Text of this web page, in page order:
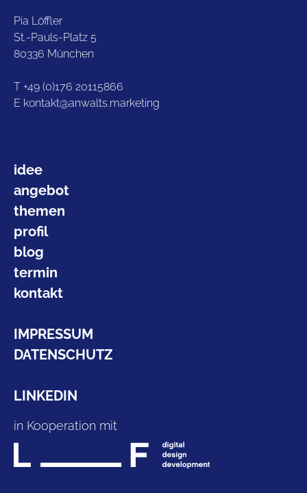
Pia Löffler
St.-Pauls-Platz 5
80336 München
T +49 (0)176 20115866
E kontakt@anwalts.marketing
idee
angebot
themen
profil
blog
termin
kontakt
IMPRESSUM
DATENSCHUTZ
LINKEDIN
in Kooperation mit